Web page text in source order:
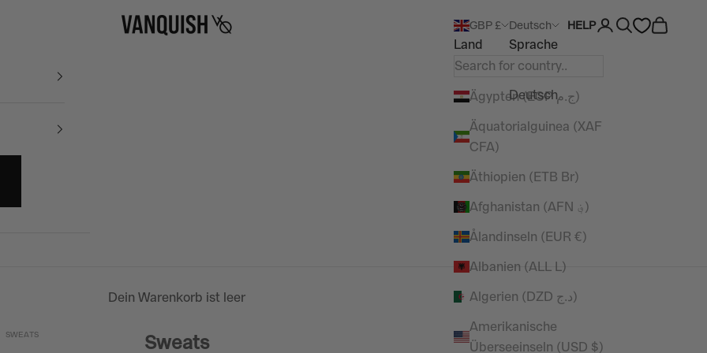
Vanquish Fitness
GBP £
Land
Ägypten (EGP ج.م)
Äquatorialguinea (XAF
CFA)
Äthiopien (ETB Br)
Afghanistan (AFN ؋)
Ålandinseln (EUR €)
Albanien (ALL L)
Algerien (DZD د.ج)
Amerikanische
Überseeinseln (USD $)
Deutsch
Sprache
English
Deutsch
HELPKundenkontoseite
Suche öffnen
Dein Warenkorb ist leer
SWEATS Sweats